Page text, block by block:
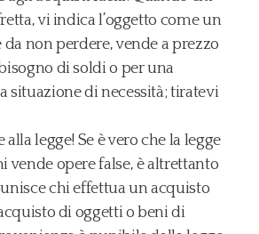
vi indica l’oggetto come un
da non perdere, vende a prezzo
di soldi o per una
situazione di necessità; tiratevi
legge! Se è vero che la legge
vende opere false, è altrettanto
chi effettua un acquisto
di oggetti o beni di